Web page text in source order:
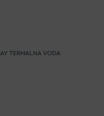
TERMALNA VODA